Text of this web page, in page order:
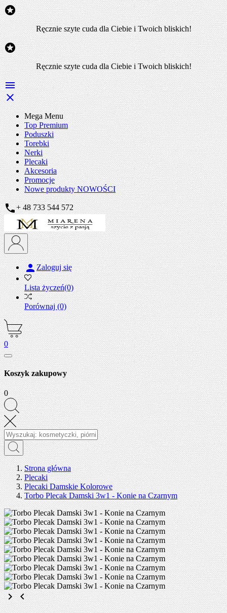

Ręcznie szyte cuda dla Ciebie i Twoich bliskich!

Ręcznie szyte cuda dla Ciebie i Twoich bliskich!


Mega Menu
Top Premium
Poduszki
Torebki
Nerki
Plecaki
Akcesoria
Promocje
Nowe produktyNOWOŚCI
+ 48 733 544 572
Zaloguj się
Lista życzeń(0)
Porównaj(0)
0
Koszyk zakupowy
0
Strona główna
Plecaki
Plecaki Damskie Kolorowe
Torbo Plecak Damski 3w1 - Konie na Czarnym
keyboard_arrow_rightkeyboard_arrow_left